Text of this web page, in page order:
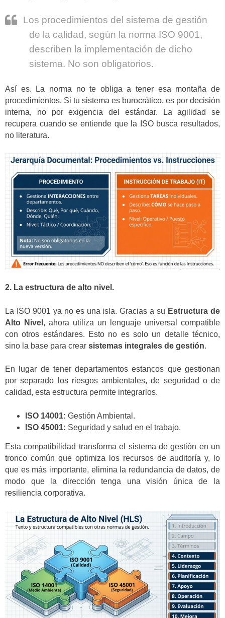
Los procedimientos del sistema de gestión
de la calidad, según la norma ISO 9001,
describen la implementación de dicho
sistema. No son obligatorios.
Así es. La norma no te obliga a tener esa montaña de
procedimientos. Si tu sistema es burocrático, es por decisión
interna, no por exigencia del estándar. La agilidad se
recupera cuando se entiende que la ISO busca resultados,
no literatura.
2. La estructura de alto nivel.
La ISO 9001 ya no es una isla. Gracias a su Estructura de
Alto Nivel , ahora utiliza un lenguaje universal compatible
con otros estándares. Esto no es solo un detalle técnico,
sino la base para crear sistemas integrales de gestión.
En lugar de tener departamentos estancos que gestionan
por separado los riesgos ambientales, de seguridad o de
calidad, esta estructura permite integrarlos.
ISO 14001: Gestión Ambiental.
ISO 45001: Seguridad y salud en el trabajo.
Esta compatibilidad transforma el sistema de gestión en un
tronco común que optimiza los recursos de auditoría y, lo
que es más importante, elimina la redundancia de datos, de
modo que la dirección tenga una visión única de la
resiliencia corporativa.